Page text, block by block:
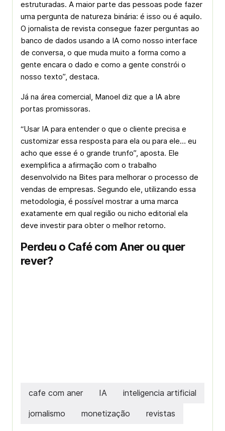
estruturadas. A maior parte das pessoas pode fazer
uma pergunta de natureza binária: é isso ou é aquilo.
O jornalista de revista consegue fazer perguntas ao
banco de dados usando a IA como nosso interface
de conversa, o que muda muito a forma como a
gente encara o dado e como a gente constrói o
nosso texto”, destaca.
Já na área comercial, Manoel diz que a IA abre
portas promissoras.
“Usar IA para entender o que o cliente precisa e
customizar essa resposta para ela ou para ele… eu
acho que esse é o grande trunfo”, aposta. Ele
exemplifica a afirmação com o trabalho
desenvolvido na Bites para melhorar o processo de
vendas de empresas. Segundo ele, utilizando essa
metodologia, é possível mostrar a uma marca
exatamente em qual região ou nicho editorial ela
deve investir para obter o melhor retorno.
Perdeu o Café com Aner ou quer
rever?
cafe com aner IA inteligencia artificial
jornalismo monetização revistas